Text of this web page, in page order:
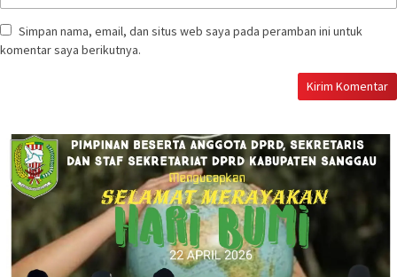
Simpan nama, email, dan situs web saya pada peramban ini untuk
komentar saya berikutnya.